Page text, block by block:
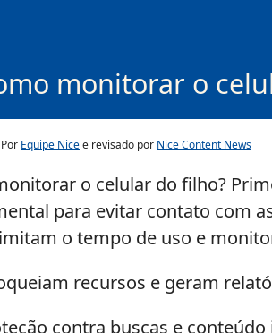
monitorar o
Por Equipe Nicee revisado por Nice Content News
o celular do filho?
para evitar contato com
o tempo de uso e
recursos e geram
contra buscas e